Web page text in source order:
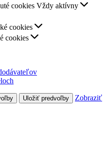
cookies Vždy aktívny
cookies
cookies
Uložiť predvoľby
Zobraziť